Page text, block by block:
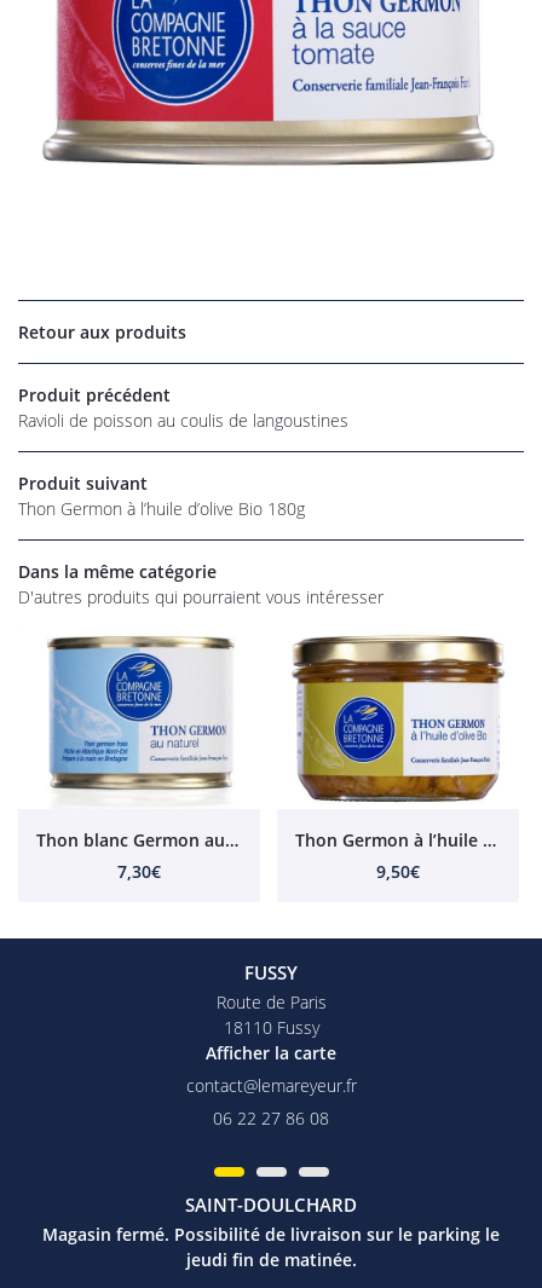
Accueil
magasins
Épicerie
et tarifs
06 22 27 86
INSCRIPTION
REJOIGNEZ-
Retour aux produits
Produit précédent
Ravioli de poisson au coulis de langoustines
Produit suivant
Thon Germon à l’huile d’olive Bio 180g
Dans la même catégorie
D'autres produits qui pourraient vous intéresser
Thon blanc Germon au naturel 200g
7,30€
Thon Germon à l’huile d’olive Bio 180g
9,50€
FUSSY
Route de Paris
18110 Fussy
Afficher la carte
06 22 27 86 08
SAINT-DOULCHARD
Magasin fermé. Possibilité de livraison sur le parking le
jeudi fin de matinée.